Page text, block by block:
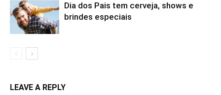
Dia dos Pais tem cerveja, shows e
brindes especiais
LEAVE A REPLY